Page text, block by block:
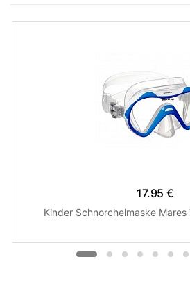
17.95 €
Kinder Schnorchelmaske Mares